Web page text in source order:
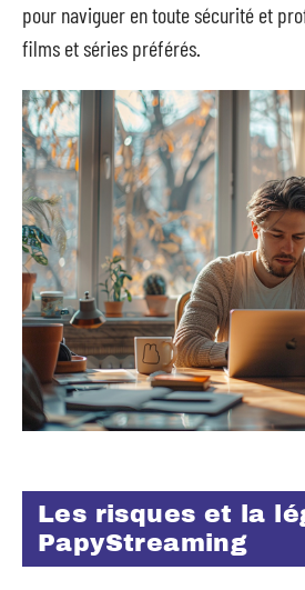
pour naviguer en toute sécurité et
films et séries préférés.
Les risques et la
PapyStreaming